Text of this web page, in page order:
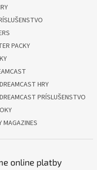
PACKY
HRY
PRÍSLUŠENSTVO
MAGAZINES
online platby